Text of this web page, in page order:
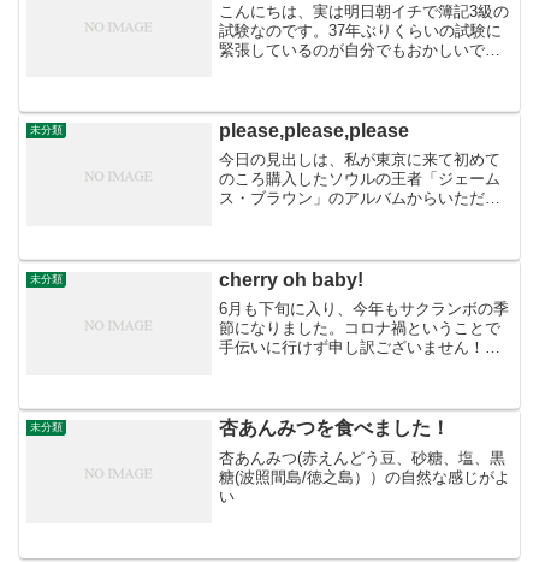
こんにちは、実は明日朝イチで簿記3級の
試験なのです。37年ぶりくらいの試験に
緊張しているのが自分でもおかしいです
い！ということはこの時代...
未分類 please,please,please
今日の見出しは、私が東京に来て初めて
のころ購入したソウルの王者「ジェーム
ス・ブラウン」のアルバムからいただき
ントにお願いだから。。。。」的な感じ
でしょうか！？今朝は早...
未分類 cherry oh baby!
6月も下旬に入り、今年もサクランボの季
節になりました。コロナ禍ということで
手伝いに行けず申し訳ございません！今
系の勉...
未分類 杏あんみつを食べました！
杏あんみつ(赤えんどう豆、砂糖、塩、黒
糖(波照間島/徳之島））の自然な感じがよ
い